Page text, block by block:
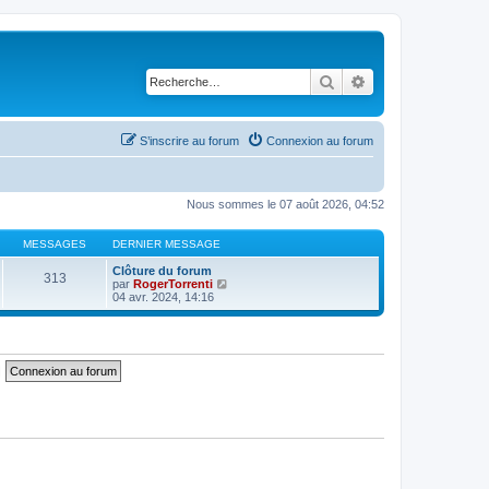
Rechercher
Connexion au forum
S’inscrire au forum
Nous sommes le 07 août 2026, 04:52
MESSAGES DERNIER MESSAGE
313
Clôture du forum
par RogerTorrenti
i
r
04 avr. 2024, 14:16